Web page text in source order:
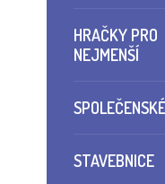
HRAČKY PRO
NEJMENŠÍ
STAVEBNICE